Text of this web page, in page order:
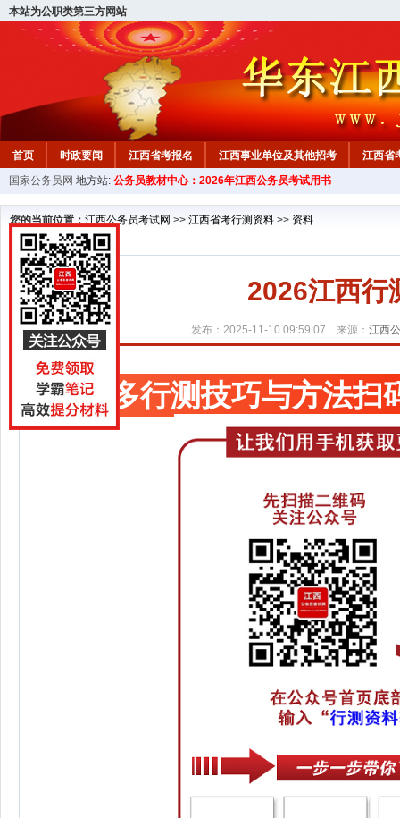
本站为公职类第三方网站
首页 时政要闻 江西省考报名 江西事业单位及其他招考 江西省
教材中心
国家公务员网 地方站: 公务员教材中心：2026年江西公务员考试用书
您的当前位置： 江西公务员考试网 >> 江西省考行测资料 >> 资料
2026江西行
发布：2025-11-10 09:59:07 来源： 江西
更多行测技巧与方法扫